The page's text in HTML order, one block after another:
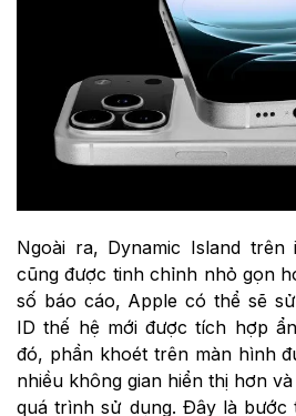
Ngoài ra, Dynamic Island trên
cũng được tinh chỉnh nhỏ gọn
số báo cáo, Apple có thể sẽ
ID thế hệ mới được tích hợp
đó, phần khoét trên màn hình
nhiều không gian hiển thị hơn
quá trình sử dụng. Đây là bước